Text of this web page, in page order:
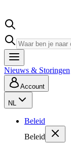
Nieuws & Storingen
Account
NL
Beleid
Beleid